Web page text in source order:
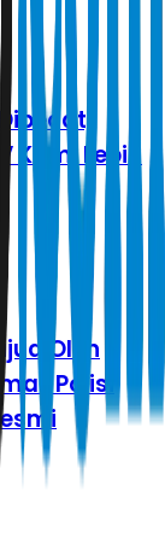
Kami Lebih
Oleh
Polisi